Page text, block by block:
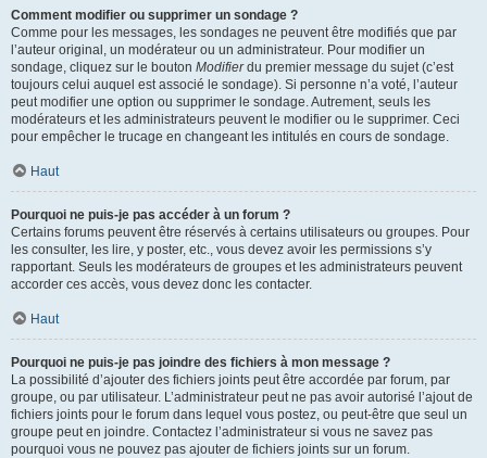
Comment modifier ou supprimer un sondage ?
Comme pour les messages, les sondages ne peuvent être modifiés que par
l’auteur original, un modérateur ou un administrateur. Pour modifier un
sondage, cliquez sur le bouton Modifierdu premier message du sujet (c’est
toujours celui auquel est associé le sondage). Si personne n’a voté, l’auteur
peut modifier une option ou supprimer le sondage. Autrement, seuls les
modérateurs et les administrateurs peuvent le modifier ou le supprimer. Ceci
pour empêcher le trucage en changeant les intitulés en cours de sondage.
Haut
Pourquoi ne puis-je pas accéder à un forum ?
Certains forums peuvent être réservés à certains utilisateurs ou groupes. Pour
les consulter, les lire, y poster, etc., vous devez avoir les permissions s’y
rapportant. Seuls les modérateurs de groupes et les administrateurs peuvent
accorder ces accès, vous devez donc les contacter.
Haut
Pourquoi ne puis-je pas joindre des fichiers à mon message ?
La possibilité d’ajouter des fichiers joints peut être accordée par forum, par
groupe, ou par utilisateur. L’administrateur peut ne pas avoir autorisé l’ajout de
fichiers joints pour le forum dans lequel vous postez, ou peut-être que seul un
groupe peut en joindre. Contactez l’administrateur si vous ne savez pas
pourquoi vous ne pouvez pas ajouter de fichiers joints sur un forum.